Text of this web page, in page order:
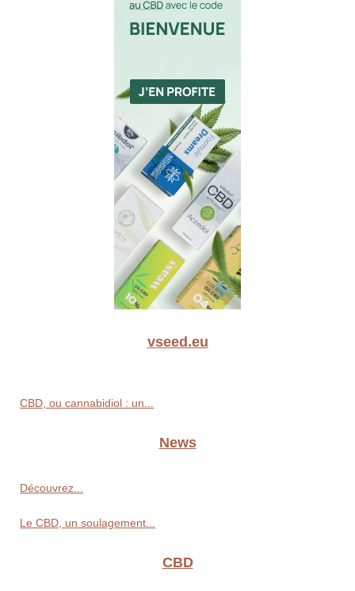
vseed.eu
CBD, ou cannabidiol : un...
News
Découvrez...
Le CBD, un soulagement...
CBD